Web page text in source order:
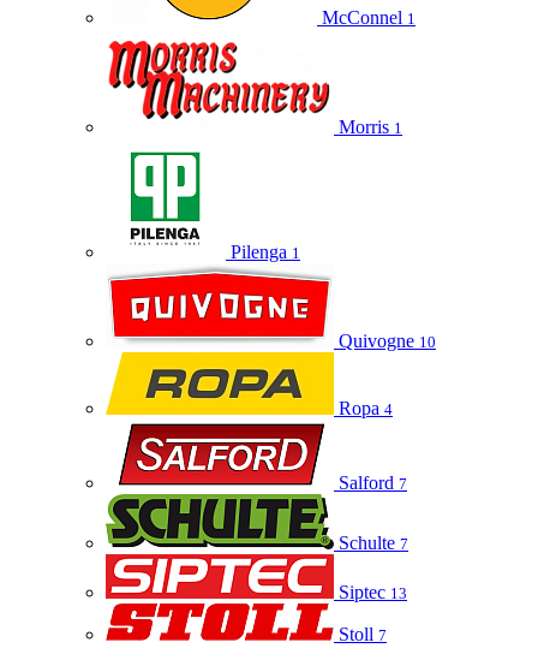
McConnel 1
Morris 1
Pilenga 1
Quivogne 10
Ropa 4
Salford 7
Schulte 7
Siptec 13
Stoll 7